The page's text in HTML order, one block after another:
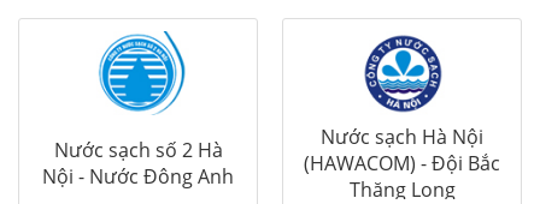
Nước sạch số 2 Hà
Nội - Nước Đông Anh
Nước sạch Hà Nội
(HAWACOM) - Đội Bắc
Thăng Long